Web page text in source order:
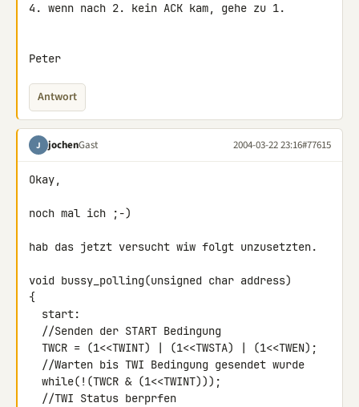
4. wenn nach 2. kein ACK kam, gehe zu 1.
Peter
Antwort
J jochenGast 2004-03-22 23:16#77615
Okay,
noch mal ich ;-)
hab das jetzt versucht wiw folgt unzusetzten.
void bussy_polling(unsigned char address)
{